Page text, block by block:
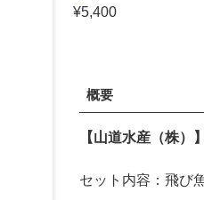
¥5,400
概要
【山道水産（株）】
セット内容：飛び